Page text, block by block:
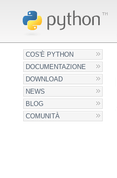
COS'È PYTHON
DOCUMENTAZIONE
DOWNLOAD
NEWS
BLOG
COMUNITÀ